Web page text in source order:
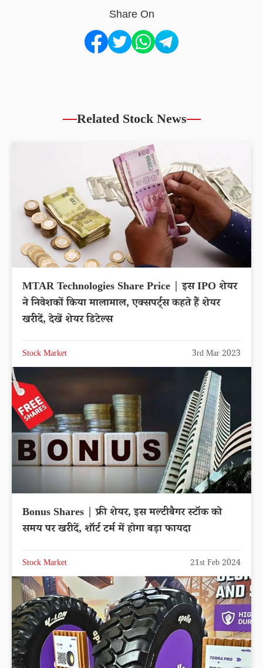
Share On
Related Stock News
MTAR Technologies Share Price | इस IPO शेयर
ने निवेशकों किया मालामाल, एक्सपर्ट्स कहते हैं शेयर
खरीदें, देखें शेयर डिटेल्स
Stock Market 3rd Mar 2023
Bonus Shares | फ्री शेयर, इस मल्टीबैगर स्टॉक को
समय पर खरीदें, शॉर्ट टर्म में होगा बड़ा फायदा
Stock Market 21st Feb 2024